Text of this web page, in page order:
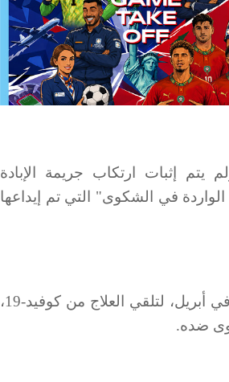
إثبات ارتكاب جريمة الإبادة
في الشكوى" التي تم إيداعها
وأثار دخول إبراهيم غالي المستشفى في إسبانيا في أبريل، لتلقي العلاج من كوفيد-19،
ضده.